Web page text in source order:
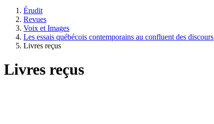
Érudit
Revues
Voix et Images
Les essais québécois contemporains au confluent des discours
Livres reçus
Livres reçus